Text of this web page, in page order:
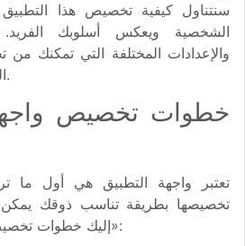
سنتناول كيفية تخصيص هذا
الشخصية ويعكس أسلوبك
والإعدادات المختلفة التي تمكنك
التطبيق بشكل أكثر كفاءة.
خطوات تخصيص
تعتبر واجهة التطبيق هي أول ما
تخصيصها بطريقة تناسب ذوقك
إليك خطوات تخصيص واجهة «وان اكس بت»: